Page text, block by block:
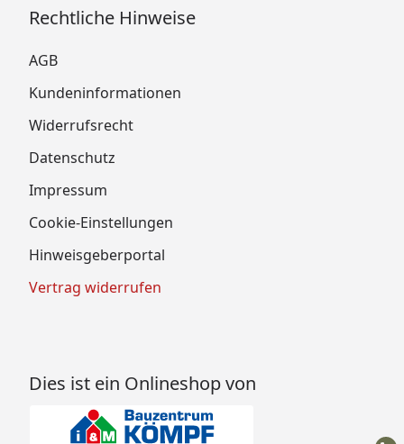
Rechtliche Hinweise
AGB
Kundeninformationen
Widerrufsrecht
Datenschutz
Impressum
Cookie-Einstellungen
Hinweisgeberportal
Vertrag widerrufen
Dies ist ein Onlineshop von